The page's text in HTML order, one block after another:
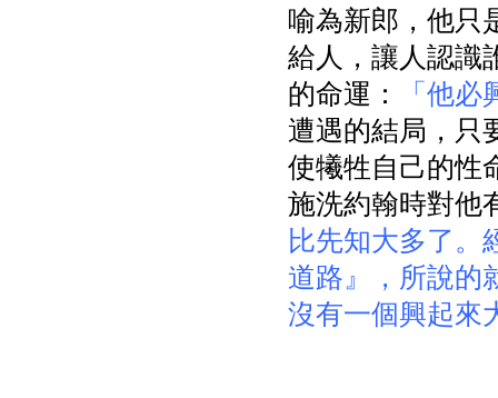
喻為新郎，他只
給人，讓人認識
的命運：
「他
遭遇的結局，只
使犧牲自己的性
施洗約翰時對他
比先知大多了。
道路』，所說的
沒有一個興起來